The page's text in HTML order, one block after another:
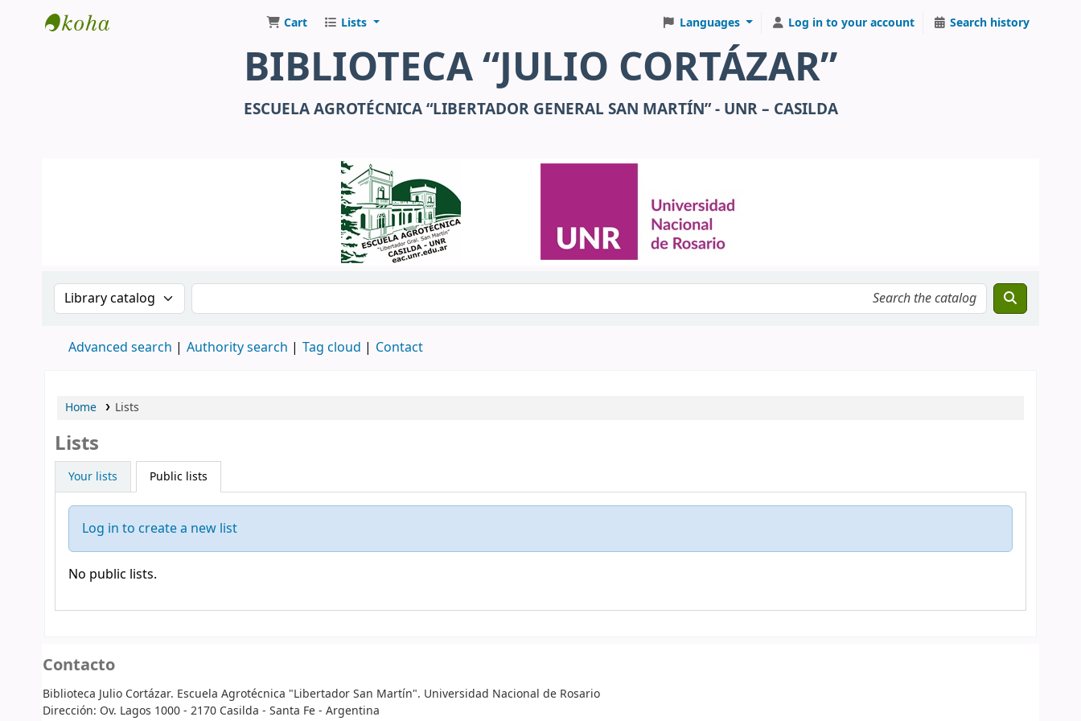
Cart Lists Languages Log in to your account Search history
BIBLIOTECA “JULIO CORTÁZAR”
ESCUELA AGROTÉCNICA “LIBERTADOR GENERAL SAN MARTÍN” - UNR – CASILDA
Search the catalog by:Search the catalog
Advanced search Authority search Tag cloud Contact
Home Lists
Lists
Your lists Public lists
Log in to create a new list
No public lists.
Contacto
Biblioteca Julio Cortázar. Escuela Agrotécnica "Libertador San Martín". Universidad Nacional de Rosario
Dirección: Ov. Lagos 1000 - 2170 Casilda - Santa Fe - Argentina